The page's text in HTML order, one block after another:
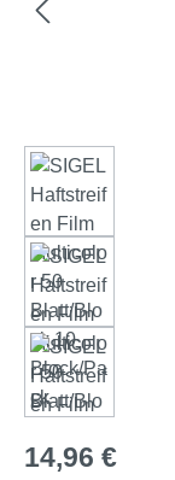
14,96 €